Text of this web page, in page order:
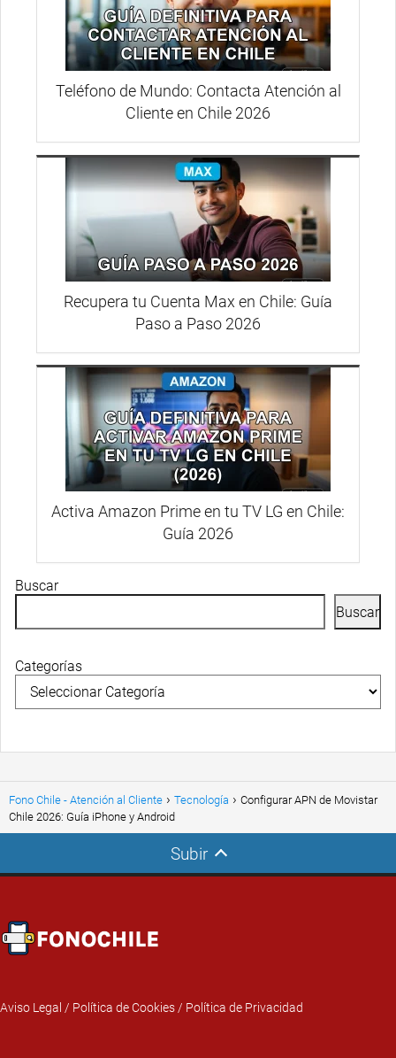
Teléfono de Mundo: Contacta Atención al
Cliente en Chile 2026
Recupera tu Cuenta Max en Chile: Guía
Paso a Paso 2026
Activa Amazon Prime en tu TV LG en Chile:
Guía 2026
Buscar
Buscar
Categorías
Fono Chile - Atención al Cliente Tecnología
Configurar APN de Movistar
Chile 2026: Guía iPhone y Android
Subir
Aviso Legal / Política de Cookies / Política de Privacidad